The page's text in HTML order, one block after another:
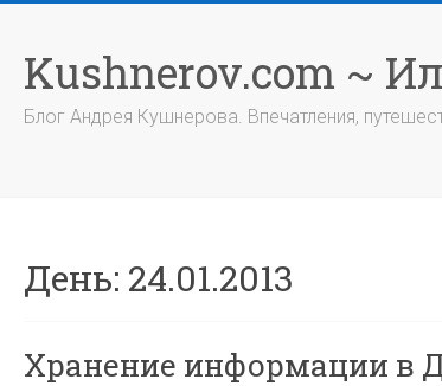
содержимому
Kushnerov.com ~
Блог Андрея Кушнерова. Впечатления,
День: 24.01.2013
Хранение информации в